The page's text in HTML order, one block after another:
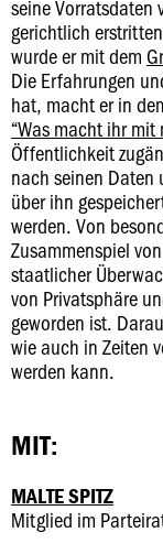
seine Vorratsdaten
gerichtlich
wurde er mit dem
Die Erfahrungen
hat, macht er in
“Was macht ihr
Öffentlichkeit
nach seinen Daten
über ihn
werden. Von
Zusammenspiel
staatlicher
von Privatsphäre
geworden ist.
wie auch in Zeiten
werden kann.
MIT:
MALTE SPITZ
Mitglied im